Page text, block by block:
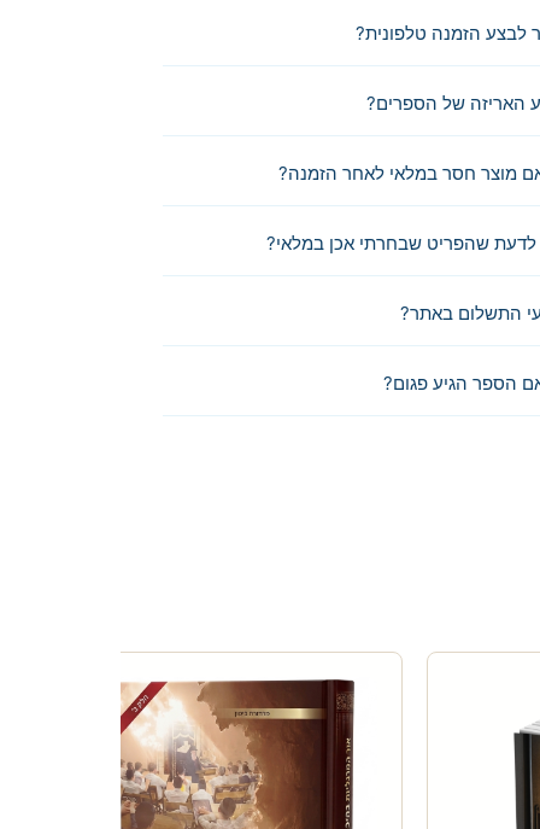
הזמנה טלפונית?
האריזה של הספרים?
מוצר חסר במלאי לאחר הזמנה?
שהפריט שבחרתי אכן במלאי?
התשלום באתר?
הספר הגיע פגום?